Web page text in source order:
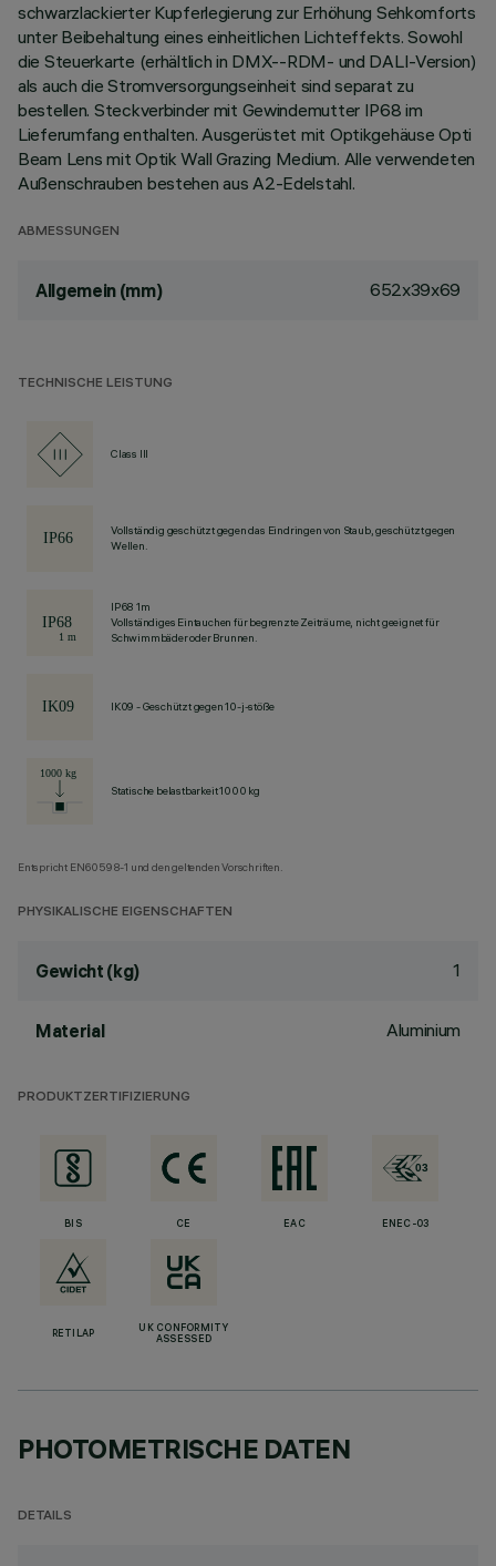
schwarzlackierter Kupferlegierung zur Erhöhung Sehkomforts
unter Beibehaltung eines einheitlichen Lichteffekts. Sowohl
die Steuerkarte (erhältlich in DMX--RDM- und DALI-Version)
als auch die Stromversorgungseinheit sind separat zu
bestellen. Steckverbinder mit Gewindemutter IP68 im
Lieferumfang enthalten. Ausgerüstet mit Optikgehäuse Opti
Beam Lens mit Optik Wall Grazing Medium. Alle verwendeten
Außenschrauben bestehen aus A2-Edelstahl.
ABMESSUNGEN
Allgemein (mm) 652x39x69
TECHNISCHE LEISTUNG
Class III
Vollständig geschützt gegen das Eindringen von Staub, geschützt gegen
Wellen.
IP68 1m
Vollständiges Eintauchen für begrenzte Zeiträume, nicht geeignet für
Schwimmbäder oder Brunnen.
IK09 - Geschützt gegen 10-j-stöße
Statische belastbarkeit 1000 kg
Entspricht EN60598-1 und den geltenden Vorschriften.
PHYSIKALISCHE EIGENSCHAFTEN
Gewicht (kg) 1
Material Aluminium
PRODUKTZERTIFIZIERUNG
BIS CE EAC ENEC-03
RETILAP
UK CONFORMITY
ASSESSED
PHOTOMETRISCHE DATEN
DETAILS